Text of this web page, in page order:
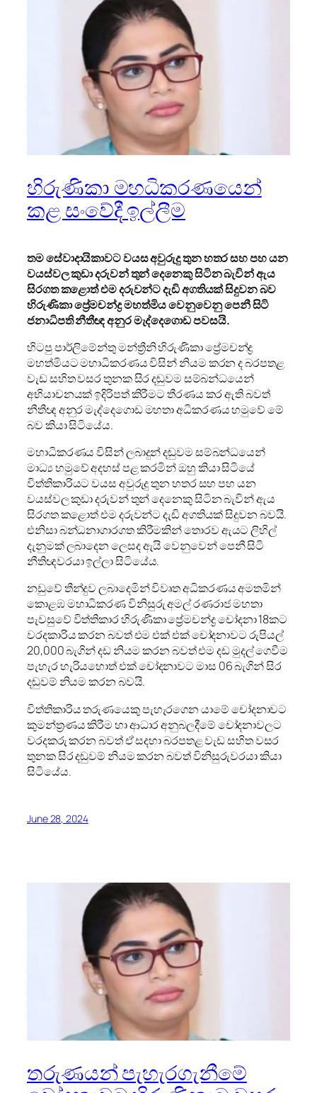
හිරුණිකා මහධිකරණයෙන්
කළ සංවේදී ඉල්ලීම
තම සේවාදායිකාවට වයස අවුරුදු තුන හතර සහ පහ යන
වයස්වල කුඩා දරුවන් තුන් දෙනෙකු සිටින බැවින් ඇය
සිරගත කළොත් එම දරුවන්ට දැඩි අගතියක් සිදුවන බව
හිරුණිකා ප්‍රේමචන්ද්‍ර මහත්මියවෙනුවෙනු පෙනී සිටි
ජනාධිපති නීතීඥ අනුර මැද්දෙගොඩ පවසයි.
හිටපු පාර්ලිමේන්තු මන්ත්‍රීනි හිරුණිකා ප්‍රේමචන්ද්‍ර
මහත්මියට මහාධිකරණය විසින් නියම කරන ද බරපතළ
වැඩ සහිත වසර තුනක සිර දඬුවම සම්බන්ධයෙන්
අභියාචනයක් ඉදිරිපත් කිරීමට තීරණය කර ඇති බවත්
නීතීඥ අනුර මැද්දෙගොඩ මහතා අධිකරණය හමුවේ මේ
බව කියා සිටියේය.
මහාධිකරණය විසින් ලබාදුන් දඬුවම සම්බන්ධයෙන්
මාධ්‍ය හමුවේ අදහස් පළ කරමින් ඔහු කියා සිටියේ
විත්තිකාරියට වයස අවුරුදු තුන හතර සහ පහ යන
වයස්වල කුඩා දරුවන් තුන් දෙනෙකු සිටින බැවින් ඇය
සිරගත කළොත් එම දරුවන්ට දැඩි අගතියක් සිදුවන බවයි.
එනිසා බන්ධනාගාරගත කිරීමකින් තොරව ඇයට ලිහිල්
දැනුමක් ලබාදෙන ලෙසද ඇයි වෙනුවෙන් පෙනී සිටි
නීතිඥවරයා ඉල්ලා සිටියේය.
නඩුවේ තීන්දුව ලබාදෙමින් විවෘත අධිකරණය අමතමින්
කොළඹ මහාධිකරණ විනිසුරු අමල් රණරාජ මහතා
පැවසුවේ විත්තිකාර හිරුණිකා ප්‍රේමචන්ද්‍ර චෝදනා 18කට
වරදකාරිය කරන බවත් එම එක් එක් චෝදනාවට රුපියල්
20,000 බැගින් දඩ නියම කරන බවත් එම දඩ මුදල් ගෙවීම
පැහැර හැරියහොත් එක් චෝදනාවට මාස 06 බැගින් සිර
දඬුවම් නියම කරන බවයි.
විත්තිකාරිය තරුණයෙකු පැහැරගෙන යාමේ චෝදනාවට
කුමන්ත්‍රණය කිරීම හා ආධාර අනුබලදීමේ චෝදනාවලට
වරදකරු කරන බවත් ඒ සදහා බරපතළ වැඩ සහිත වසර
තුනක සිර දඬුවම් නියම කරන බවත් විනිසුරුවරයා කියා
සිටියේය.
June 28, 2024
තරුණයන් පැහැරගැනීමේ